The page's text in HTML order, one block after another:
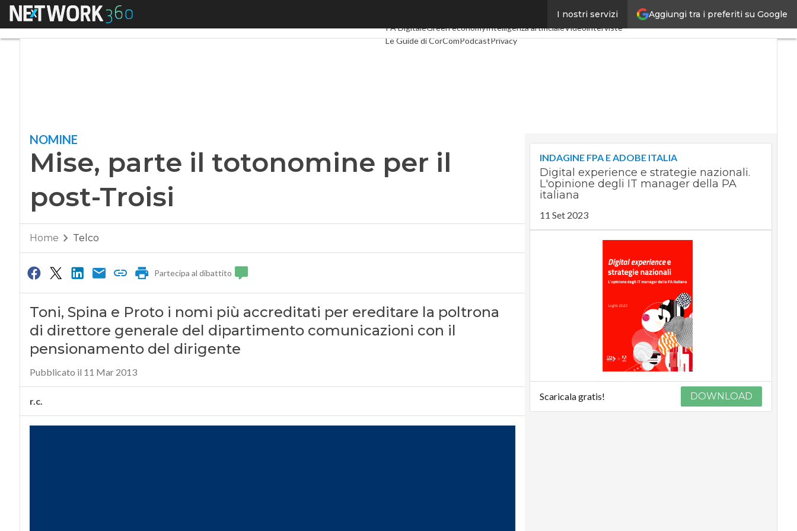
Aggiungi tra i preferiti su Google
I nostri servizi
Menu Industria 4.0 SpacEconomy
PA DigitaleGreen economyIntelligenza artificialeVideointerviste
Le Guide di CorComPodcastPrivacy
NOMINE
Mise, parte il totonomine per il
post-Troisi
Home Telco
Partecipa al dibattito
Toni, Spina e Proto i nomi più accreditati per ereditare la poltrona
di direttore generale del dipartimento comunicazioni con il
pensionamento del dirigente
Pubblicato il 11 Mar 2013
r.c.
INDAGINE FPA E ADOBE ITALIA
Digital experience e strategie nazionali.
L'opinione degli IT manager della PA
italiana
11 Set 2023
Scaricala gratis! DOWNLOAD